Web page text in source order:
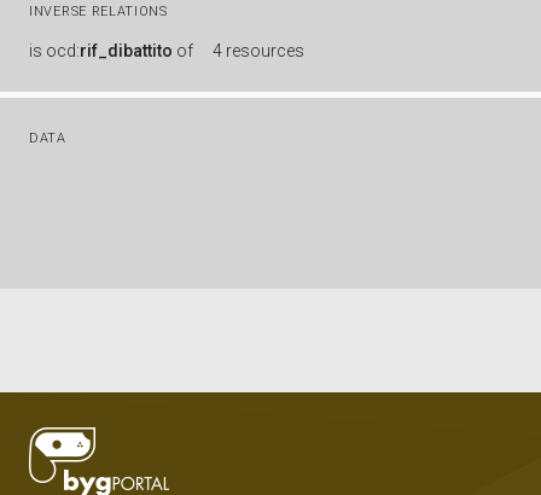
INVERSE RELATIONS
is ocd:rif_dibattito of 4 resources
DATA